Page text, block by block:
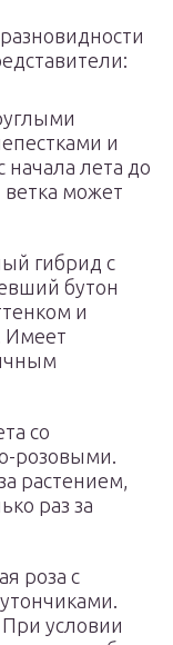
и
начала лета до
может
гибрид с
бутон
и
Имеет
со
розовыми.
растением,
раз за
роза с
условии